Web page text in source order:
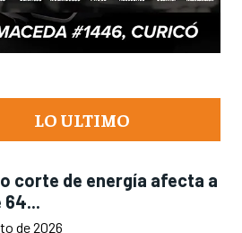
LO ULTIMO
corte de energía afecta a
64...
de 2026